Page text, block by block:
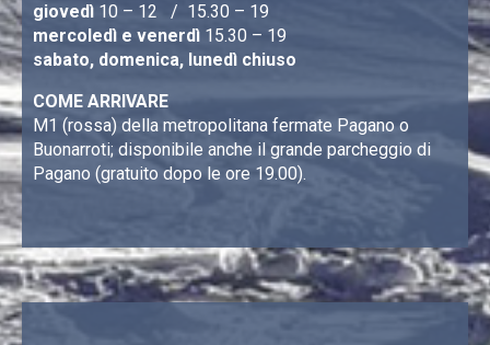
giovedì 10 – 12 / 15.30 – 19
mercoledì e venerdì 15.30 – 19
sabato, domenica, lunedì chiuso
COME ARRIVARE
M1 (rossa) della metropolitana fermate Pagano o
Buonarroti; disponibile anche il grande parcheggio di
Pagano (gratuito dopo le ore 19.00).